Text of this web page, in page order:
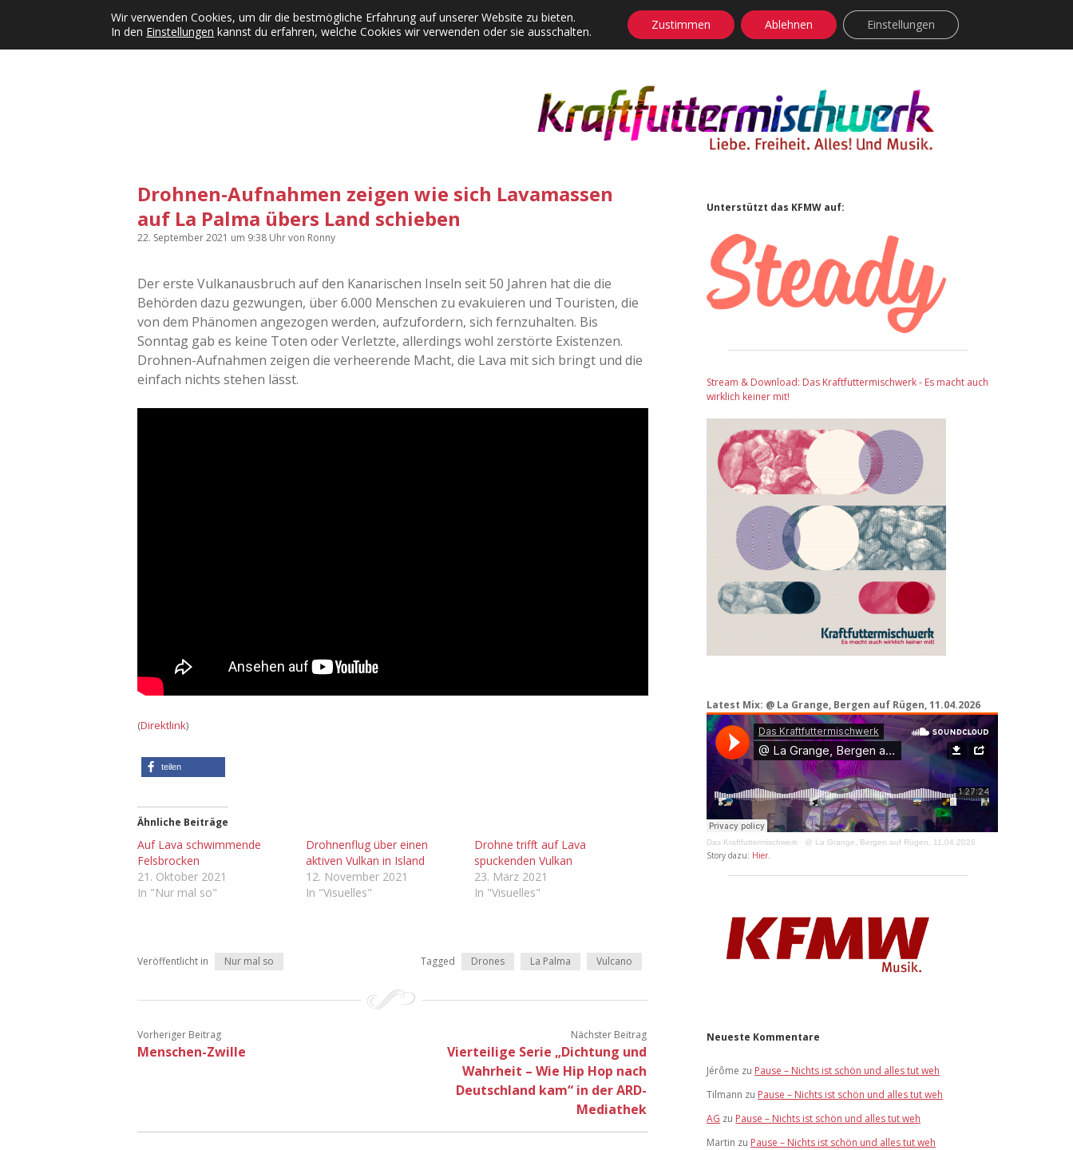
Kategorien Dropdown-Menü öffnen
KFMW-Disco Dates Instagrams Contact Adventskalender Dropdown-Menü öffnen facebook
instagram
rss soundcloud
vimeoBluesky
Drohnen-Aufnahmen zeigen wie sich Lavamassen
auf La Palma übers Land schieben
22. September 2021 um 9:38 Uhrvon Ronny
Der erste Vulkanausbruch auf den Kanarischen Inseln seit 50 Jahren hat die die
Behörden dazu gezwungen, über 6.000 Menschen zu evakuieren und Touristen, die
von dem Phänomen angezogen werden, aufzufordern, sich fernzuhalten. Bis
Sonntag gab es keine Toten oder Verletzte, allerdings wohl zerstörte Existenzen.
Drohnen-Aufnahmen zeigen die verheerende Macht, die Lava mit sich bringt und die
einfach nichts stehen lässt.
(Direktlink)
teilen
Ähnliche Beiträge
Auf Lava schwimmende
Felsbrocken
21. Oktober 2021
In "Nur mal so"
Drohnenflug über einen
aktiven Vulkan in Island
12. November 2021
In "Visuelles"
Drohne trifft auf Lava
spuckenden Vulkan
23. März 2021
In "Visuelles"
Veröffentlicht in Nur mal so Tagged Drones La Palma Vulcano
Vorheriger Beitrag
Menschen-Zwille
Nächster Beitrag
Vierteilige Serie „Dichtung und
Wahrheit – Wie Hip Hop nach
Deutschland kam“ in der ARD-
Mediathek
Sidebar
Unterstützt das KFMW auf:
Stream & Download: Das Kraftfuttermischwerk - Es macht auch
wirklich keiner mit!
Latest Mix: @ La Grange, Bergen auf Rügen, 11.04.2026
Das Kraftfuttermischwerk · @ La Grange, Bergen auf Rügen, 11.04.2026
Story dazu: Hier.
Neueste Kommentare
Jérôme zu Pause – Nichts ist schön und alles tut weh
Tilmann zu Pause – Nichts ist schön und alles tut weh
AG zu Pause – Nichts ist schön und alles tut weh
Martin zu Pause – Nichts ist schön und alles tut weh
Wir verwenden Cookies, um dir die bestmögliche Erfahrung auf unserer Website zu bieten.
In den Einstellungen kannst du erfahren, welche Cookies wir verwenden oder sie ausschalten. Zustimmen Ablehnen Einstellungen